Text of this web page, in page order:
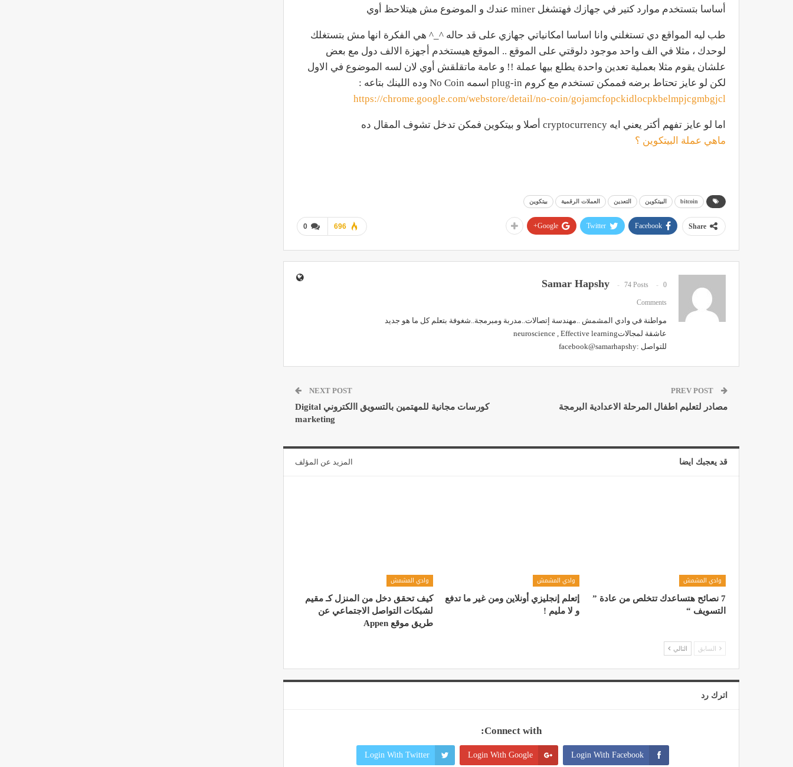
أساسا بتستخدم موارد كتير في جهازك فهتشغل miner عندك و الموضوع مش هيتلاحظ أوي
طب ليه المواقع دي تستغلني وانا اساسا امكانياتي جهازي على قد حاله ^_^ هي الفكرة انها مش بتستغلك
لوحدك ، مثلا في الف واحد موجود دلوقتي على الموقع .. الموقع هيستخدم أجهزة الالف دول مع بعض
علشان يقوم مثلا بعملية تعدين واحدة يطلع بيها عملة !! و عامة ماتقلقش أوي لان لسه الموضوع في الاول
لكن لو عايز تحتاط برضه فممكن تستخدم مع كروم plug-in اسمه No Coin وده اللينك بتاعه :
https://chrome.google.com/webstore/detail/no-coin/gojamcfopckidlocpkbelmpjcgmbgjcl
اما لو عايز تفهم أكتر يعني ايه cryptocurrency أصلا و بيتكوين فمكن تدخل تشوف المقال ده
ماهي عملة البيتكوين ؟
bitcoin البيتكوين التعدين العملات الرقمية بيتكوين
0 696 Share
Facebook
Twitter
Google+
Samar Hapshy 74 Posts 0
Comments
مواطنة في وادي المشمش ..مهندسة إتصالات..مدربة ومبرمجة..شغوفة بتعلم كل ما هو جديد
عاشقة لمجالاتneuroscience , Effective learning
للتواصل :facebook@samarhapshy
مصادر لتعليم اطفال المرحلة الاعدادية البرمجة
NEXT POST
كورسات مجانية للمهتمين بالتسويق االكتروني Digital
marketing
قد يعجبك ايضا المزيد عن المؤلف
وادي المشمش
7 نصائح هتساعدك تتخلص من عادة ”
التسويف “
وادي المشمش
إتعلم إنجليزي أونلاين ومن غير ما تدفع
و لا مليم !
وادي المشمش
كيف تحقق دخل من المنزل كـ مقیم
لشبكات التواصل الاجتماعي عن
طریق موقع Appen
السابق التالي
اترك رد
Connect with:
Login With Facebook
Login With Google
Login With Twitter